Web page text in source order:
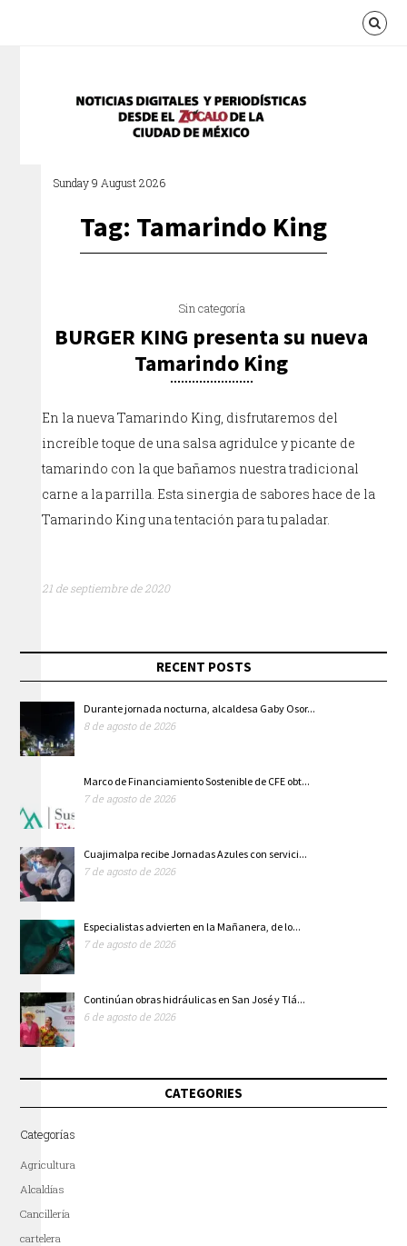
Sunday 9 August 2026
Tag: Tamarindo King
Sin categoría
BURGER KING presenta su nueva
Tamarindo King
En la nueva Tamarindo King, disfrutaremos del
increíble toque de una salsa agridulce y picante de
tamarindo con la que bañamos nuestra tradicional
carne a la parrilla. Esta sinergia de sabores hace de la
Tamarindo King una tentación para tu paladar.
21 de septiembre de 2020
RECENT POSTS
Durante jornada nocturna, alcaldesa Gaby Osor...
8 de agosto de 2026
Marco de Financiamiento Sostenible de CFE obt...
7 de agosto de 2026
Cuajimalpa recibe Jornadas Azules con servici...
7 de agosto de 2026
Especialistas advierten en la Mañanera, de lo...
7 de agosto de 2026
Continúan obras hidráulicas en San José y Tlá...
6 de agosto de 2026
CATEGORIES
Categorías
Agricultura
Alcaldías
Cancillería
cartelera